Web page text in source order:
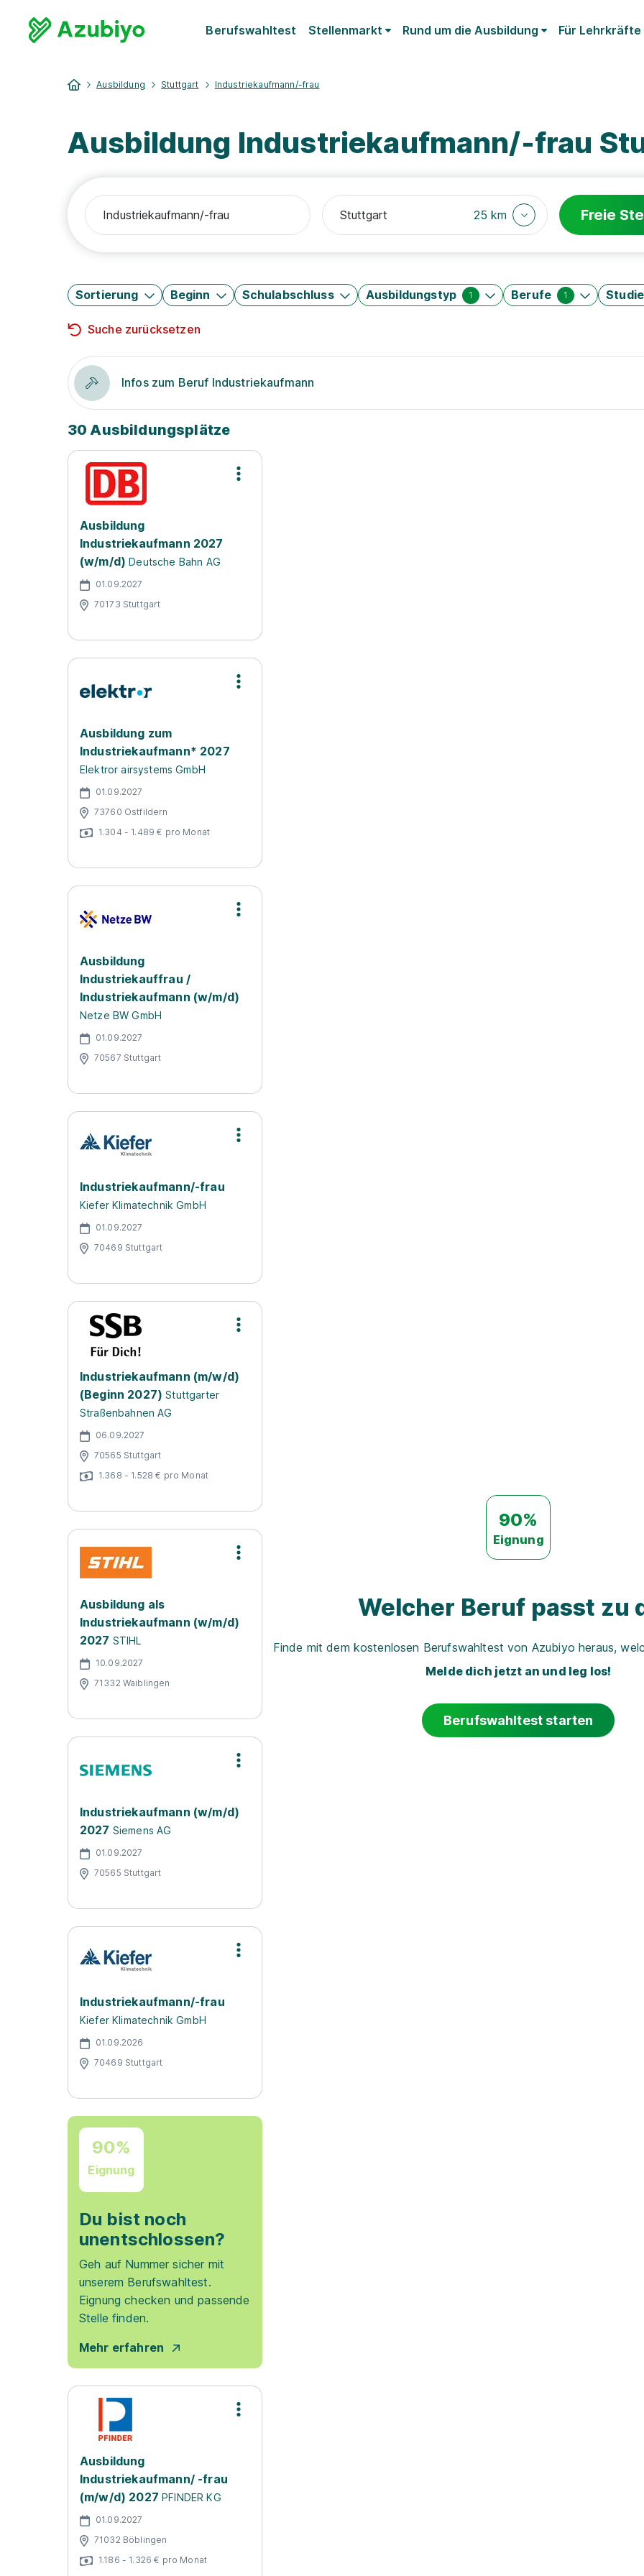
Berufswahltest Stellenmarkt Rund um die Ausbildung Für Lehrkräfte
Ausbildung Stuttgart Industriekaufmann/-frau
Ausbildung Industriekaufmann/-frau
25 km Freie
Sortierung Beginn Schulabschluss Ausbildungstyp 1 Berufe 1
Suche zurücksetzen
Infos zum Beruf Industriekaufmann
30 Ausbildungsplätze
Ausbildung
Industriekaufmann 2027
(w/m/d) Deutsche Bahn AG
01.09.2027
70173 Stuttgart
Ausbildung zum
Industriekaufmann* 2027
Elektror airsystems GmbH
01.09.2027
73760 Ostfildern
1.304 - 1.489 € pro Monat
Ausbildung
Industriekauffrau /
Industriekaufmann (w/m/d)
Netze BW GmbH
01.09.2027
70567 Stuttgart
Industriekaufmann/-frau
Kiefer Klimatechnik GmbH
01.09.2027
70469 Stuttgart
Industriekaufmann (m/w/d)
(Beginn 2027) Stuttgarter
Straßenbahnen AG
06.09.2027
70565 Stuttgart
1.368 - 1.528 € pro Monat
Ausbildung als
Industriekaufmann (w/m/d)
2027 STIHL
10.09.2027
71332 Waiblingen
Industriekaufmann (w/m/d)
2027 Siemens AG
01.09.2027
70565 Stuttgart
Industriekaufmann/-frau
Kiefer Klimatechnik GmbH
01.09.2026
70469 Stuttgart
90%
Eignung
Du bist noch
unentschlossen?
Geh auf Nummer sicher mit
unserem Berufswahltest.
Eignung checken und passende
Stelle finden.
Mehr erfahren
Ausbildung
Industriekaufmann/ -frau
(m/w/d) 2027 PFINDER KG
01.09.2027
71032 Böblingen
1.186 - 1.326 € pro Monat
90%
Eignung
Welcher Beruf passt zu
Finde mit dem kostenlosen Berufswahltest von Azubiyo heraus,
Melde dich jetzt an und leg los!
Berufswahltest starten